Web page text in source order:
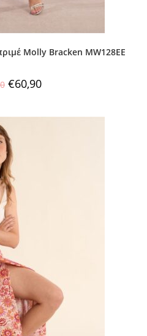
Molly Bracken MW128EE
€60,90